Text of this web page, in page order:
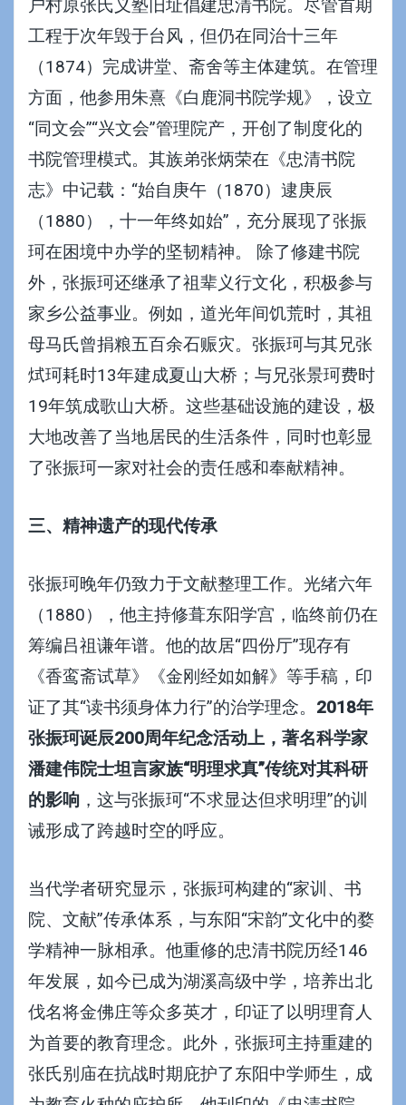
户村原张氏义塾旧址倡建忠清书院。尽管首期
工程于次年毁于台风，但仍在同治十三年
（1874）完成讲堂、斋舍等主体建筑。在管理
方面，他参用朱熹《白鹿洞书院学规》，设立
“同文会”“兴文会”管理院产，开创了制度化的
书院管理模式。其族弟张炳荣在《忠清书院
志》中记载：“始自庚午（1870）逮庚辰
（1880），十一年终如始”，充分展现了张振
珂在困境中办学的坚韧精神。 除了修建书院
外，张振珂还继承了祖辈义行文化，积极参与
家乡公益事业。例如，道光年间饥荒时，其祖
母马氏曾捐粮五百余石赈灾。张振珂与其兄张
烒珂耗时13年建成夏山大桥；与兄张景珂费时
19年筑成歌山大桥。这些基础设施的建设，极
大地改善了当地居民的生活条件，同时也彰显
了张振珂一家对社会的责任感和奉献精神。
三、精神遗产的现代传承
张振珂晚年仍致力于文献整理工作。光绪六年
（1880），他主持修葺东阳学宫，临终前仍在
筹编吕祖谦年谱。他的故居“四份厅”现存有
《香鸾斋试草》《金刚经如如解》等手稿，印
证了其“读书须身体力行”的治学理念。 2018年
张振珂诞辰200周年纪念活动上，著名科学家
潘建伟院士坦言家族“明理求真”传统对其科研
的影响 ，这与张振珂“不求显达但求明理”的训
诫形成了跨越时空的呼应。
当代学者研究显示，张振珂构建的“家训、书
院、文献”传承体系，与东阳“宋韵”文化中的婺
学精神一脉相承。他重修的忠清书院历经146
年发展，如今已成为湖溪高级中学，培养出北
伐名将金佛庄等众多英才，印证了以明理育人
为首要的教育理念。此外，张振珂主持重建的
张氏别庙在抗战时期庇护了东阳中学师生，成